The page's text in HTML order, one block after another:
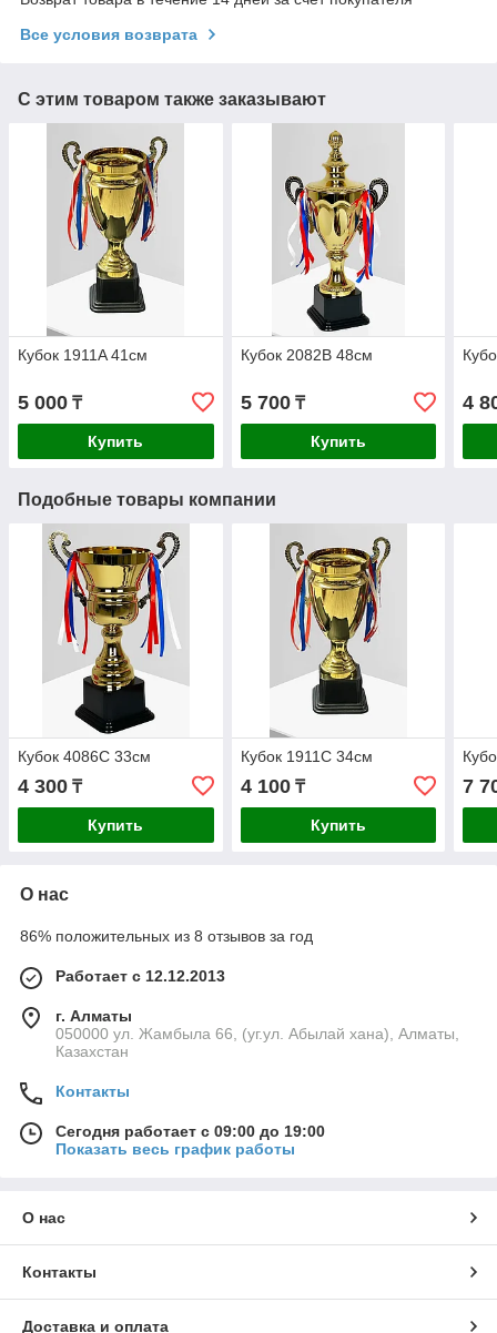
Все условия возврата
С этим товаром также заказывают
Кубок 1911A 41см
5 000 ₸
Купить
Кубок 2082B 48см
5 700₸
Купить
4
Подобные товары компании
Кубок 4086C 33см
4 300 ₸
Купить
Кубок 1911C 34см
4 100₸
Купить
7
О нас
86% положительных из 8 отзывов за год
Работает с 12.12.2013
г. Алматы
050000 ул. Жамбыла 66, (уг.ул. Абылай хана), Алматы,
Казахстан
Контакты
Сегодня работает с 09:00 до 19:00
Показать весь график работы
О нас
Контакты
Доставка и оплата